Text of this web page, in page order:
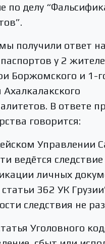
по делу
получили ответ
у 2
Боржомского и 1-
В ответе
говорится:
Управлении
ведётся
личных
362 УК
следствия не
Уголовного